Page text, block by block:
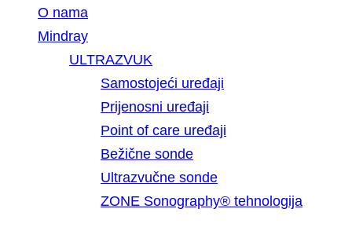
O nama
Mindray
ULTRAZVUK
Samostojeći uređaji
Prijenosni uređaji
Point of care uređaji
Bežične sonde
Ultrazvučne sonde
ZONE Sonography® tehnologija